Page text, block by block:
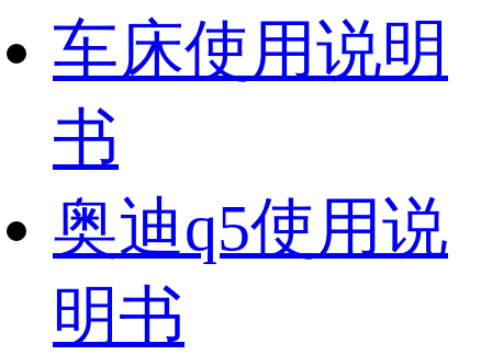
车床使用说明
书
奥迪q5使用说
明书